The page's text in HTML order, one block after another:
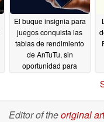
El buque insignia para
juegos conquista las
tablas de rendimiento
de AnTuTu, sin
oportunidad para
Editor of theoriginal